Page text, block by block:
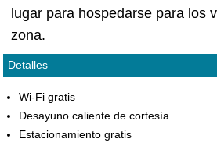
lugar para hospedarse para los
zona.
Detalles
Wi-Fi gratis
Desayuno caliente de cortesía
Estacionamiento gratis